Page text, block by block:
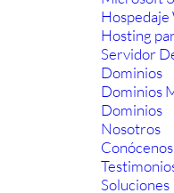
Hosting
Servidor
Dominios
Dominios
Dominios
Nosotros
Conócenos
Soluciones